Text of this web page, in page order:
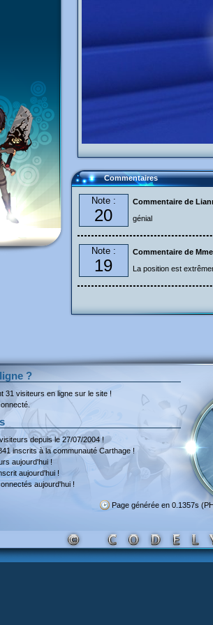
Commentaires
Note :
20
Commentaire de
génial
Note :
19
Commentaire de
La position est
ligne ?
31 visiteurs en ligne sur le site !
depuis le 27/07/2004 !
inscritsà la communauté Carthage !
aujourd'hui !
aujourd'hui !
aujourd'hui !
Page générée en 0.1357s